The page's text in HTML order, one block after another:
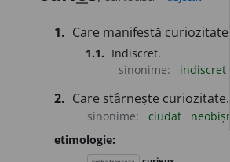
1. Care manifestă curiozitate.
1.1. Indiscret.
sinonime:
indiscret
2. Care stârnește curiozitate.
sinonime: ciudat
etimologie: